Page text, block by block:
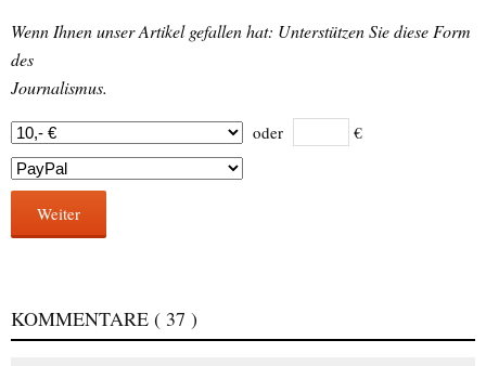
Wenn Ihnen unser Artikel gefallen hat: Unterstützen Sie diese Form
des
Journalismus.
oder €
Weiter
KOMMENTARE ( 37 )